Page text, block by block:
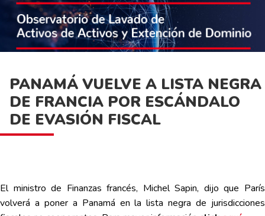
PANAMÁ VUELVE A LISTA NEGRA
DE FRANCIA POR ESCÁNDALO
DE EVASIÓN FISCAL
El ministro de Finanzas francés, Michel Sapin, dijo que París
volverá a poner a Panamá en la lista negra de jurisdicciones